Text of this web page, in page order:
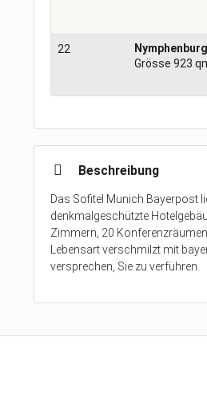
22
Grösse 923
Beschreibung
Das Sofitel Munich Bayerpost
denkmalgeschützte
Zimmern, 20
Lebensart verschmilzt mit
versprechen, Sie zu verführen.